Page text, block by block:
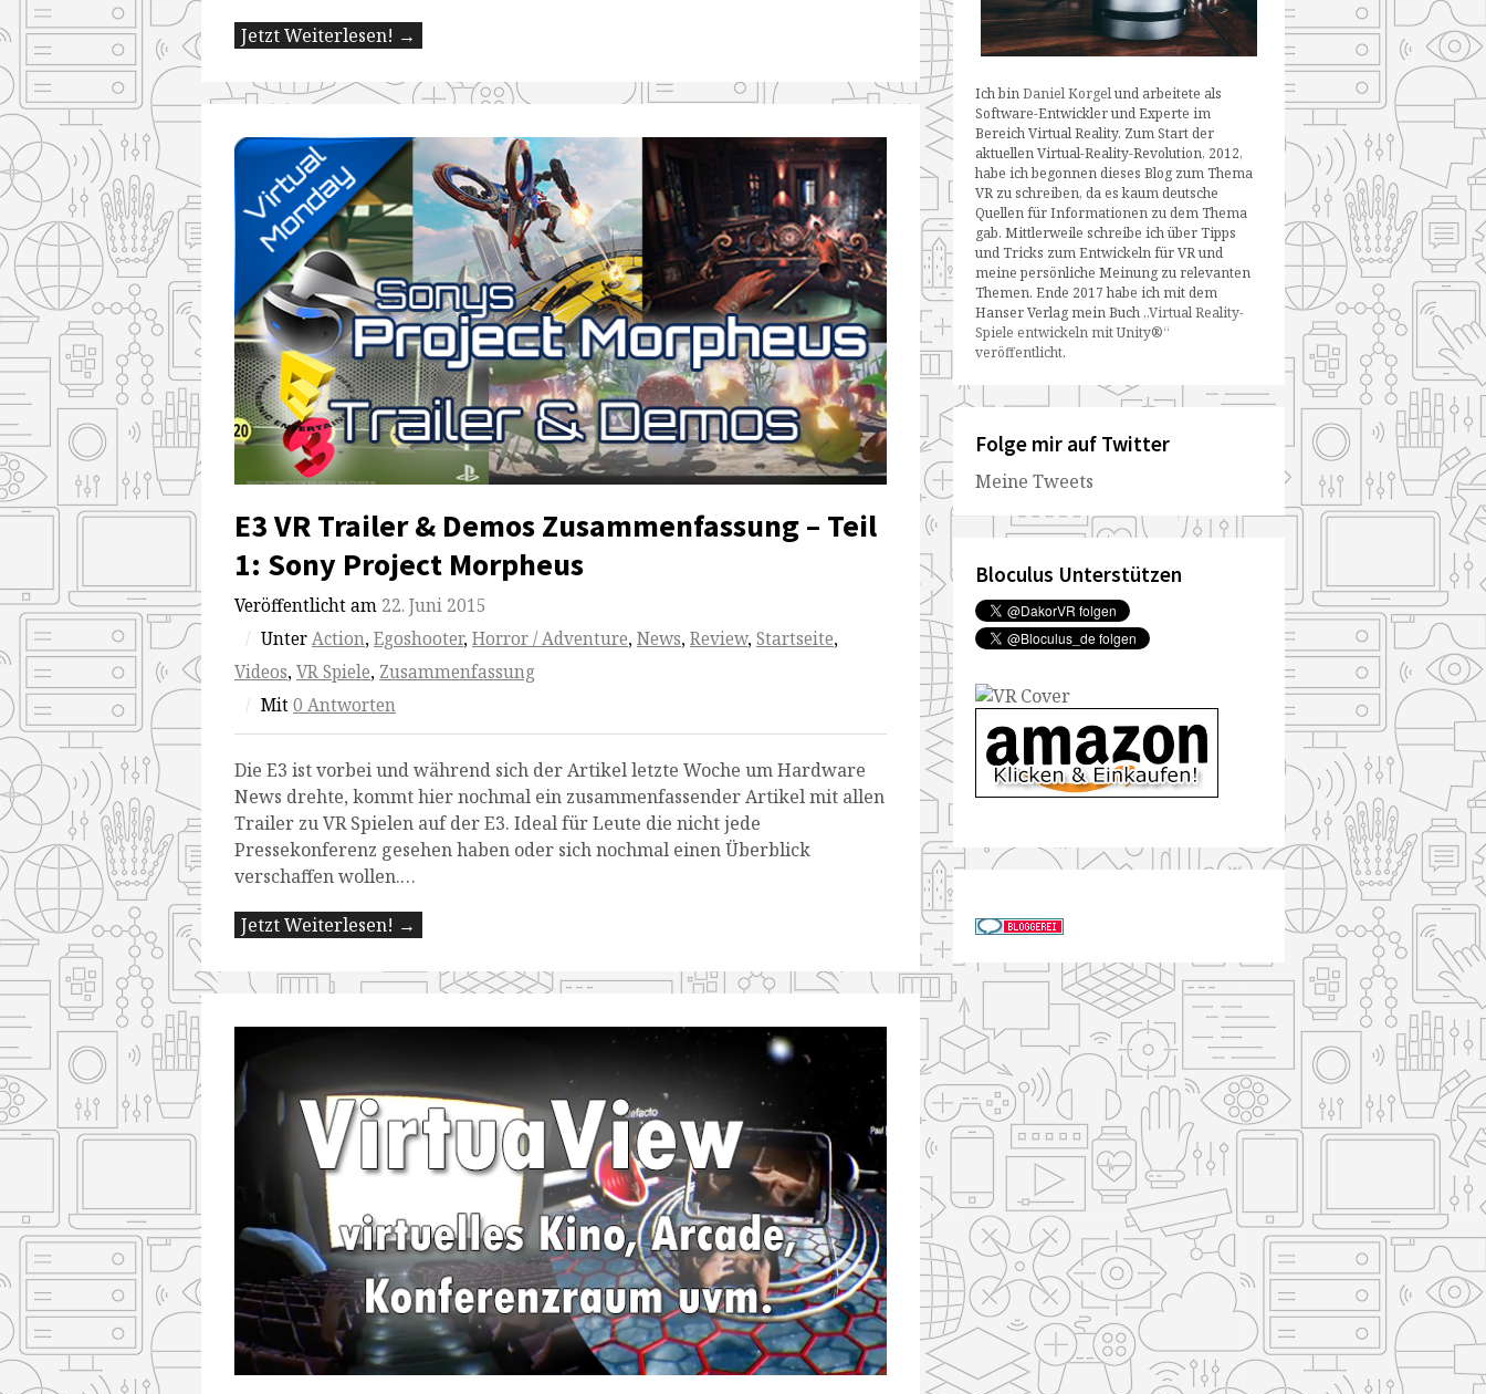
Jetzt Weiterlesen! →
E3 VR Trailer & Demos Zusammenfassung – Teil
1: Sony Project Morpheus
Veröffentlicht am 22. Juni 2015
/ UnterAction,Egoshooter,Horror / Adventure,News,Review,Startseite,
Videos,VR Spiele, Zusammenfassung
/ Mit0 Antworten
Die E3 ist vorbei und während sich der Artikel letzte Woche um Hardware
News drehte, kommt hier nochmal ein zusammenfassender Artikel mit allen
Trailer zu VR Spielen auf der E3. Ideal für Leute die nicht jede
Pressekonferenz gesehen haben oder sich nochmal einen Überblick
verschaffen wollen.…
Jetzt Weiterlesen! →
Ich binDaniel Korgelund arbeitete als
Software-Entwickler und Experte im
Bereich Virtual Reality. Zum Start der
aktuellen Virtual-Reality-Revolution, 2012,
habe ich begonnen dieses Blog zum Thema
VR zu schreiben, da es kaum deutsche
Quellen für Informationen zu dem Thema
gab. Mittlerweile schreibe ich über Tipps
und Tricks zum Entwickeln für VR und
meine persönliche Meinung zu relevanten
Themen. Ende 2017 habe ich mit dem
Hanser Verlag mein Buch „Virtual Reality-
Spiele entwickeln mit Unity®“
veröffentlicht.
Folge mir auf Twitter
Meine Tweets
Bloculus Unterstützen